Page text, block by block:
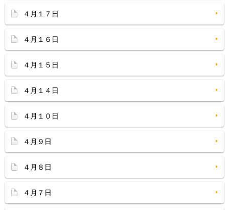
４月１７日
４月１６日
４月１５日
４月１４日
４月１０日
４月９日
４月８日
４月７日